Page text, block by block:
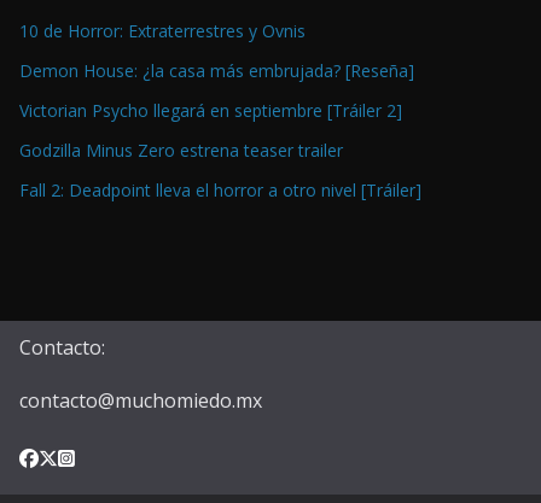
10 de Horror: Extraterrestres y Ovnis
Demon House: ¿la casa más embrujada? [Reseña]
Victorian Psycho llegará en septiembre [Tráiler 2]
Godzilla Minus Zero estrena teaser trailer
Fall 2: Deadpoint lleva el horror a otro nivel [Tráiler]
Contacto:
contacto@muchomiedo.mx